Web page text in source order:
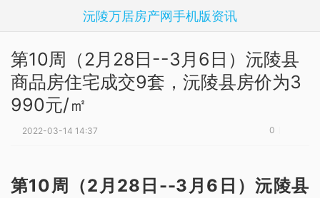
沅陵万居房产网手机版资讯
第10周（2月28日--3月6日）沅陵县
商品房住宅成交9套，沅陵县房价为3
990元/㎡
0
2022-03-14 14:37
第10周（2月28日--3月6日）沅陵县